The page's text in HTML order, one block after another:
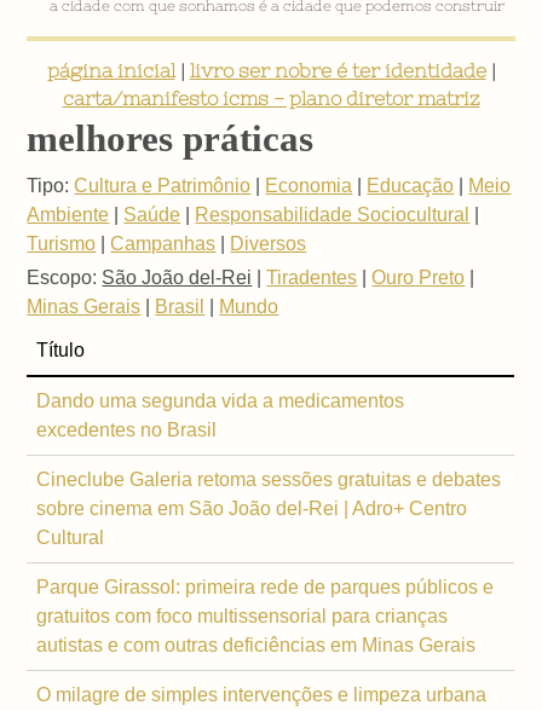
a cidade com que sonhamos é a cidade que podemos construir
página inicial| livro ser nobre é ter identidade|
carta/manifesto icms - plano diretor matriz
melhores práticas
Tipo: Cultura e Patrimônio Economia Educação
Meio
Ambiente
Saúde Responsabilidade Sociocultural
Turismo |Campanhas
Diversos
Escopo: São João del-Rei |Tiradentes |Ouro Preto
Minas Gerais
Brasil Mundo
Título
Dando uma segunda vida a medicamentos
excedentes no Brasil
Cineclube Galeria retoma sessões gratuitas e debates
sobre cinema em São João del-Rei | Adro+ Centro
Cultural
Parque Girassol: primeira rede de parques públicos e
gratuitos com foco multissensorial para crianças
autistas e com outras deficiências em Minas Gerais
O milagre de simples intervenções e limpeza urbana